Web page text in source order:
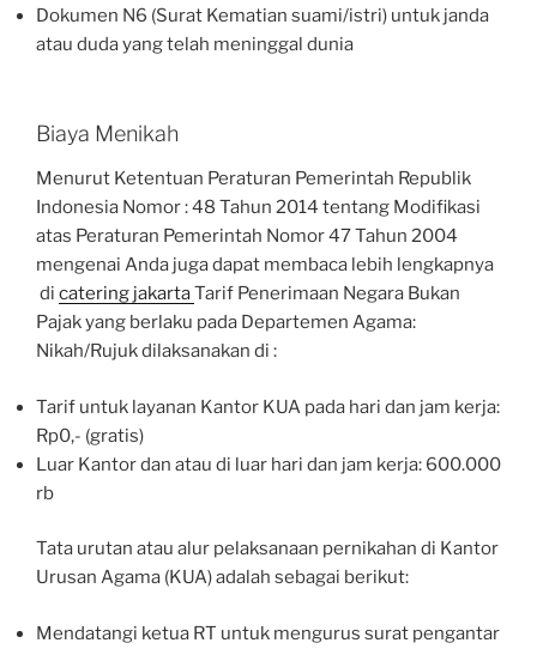
Dokumen N6 (Surat Kematian suami/istri) untuk janda
atau duda yang telah meninggal dunia
Biaya Menikah
Menurut Ketentuan Peraturan Pemerintah Republik
Indonesia Nomor : 48 Tahun 2014 tentang Modifikasi
atas Peraturan Pemerintah Nomor 47 Tahun 2004
mengenai Anda juga dapat membaca lebih lengkapnya
di catering jakartaTarif Penerimaan Negara Bukan
Pajak yang berlaku pada Departemen Agama:
Nikah/Rujuk dilaksanakan di :
Tarif untuk layanan Kantor KUA pada hari dan jam kerja:
Rp0,- (gratis)
Luar Kantor dan atau di luar hari dan jam kerja: 600.000
rb
Tata urutan atau alur pelaksanaan pernikahan di Kantor
Urusan Agama (KUA) adalah sebagai berikut:
Mendatangi ketua RT untuk mengurus surat pengantar